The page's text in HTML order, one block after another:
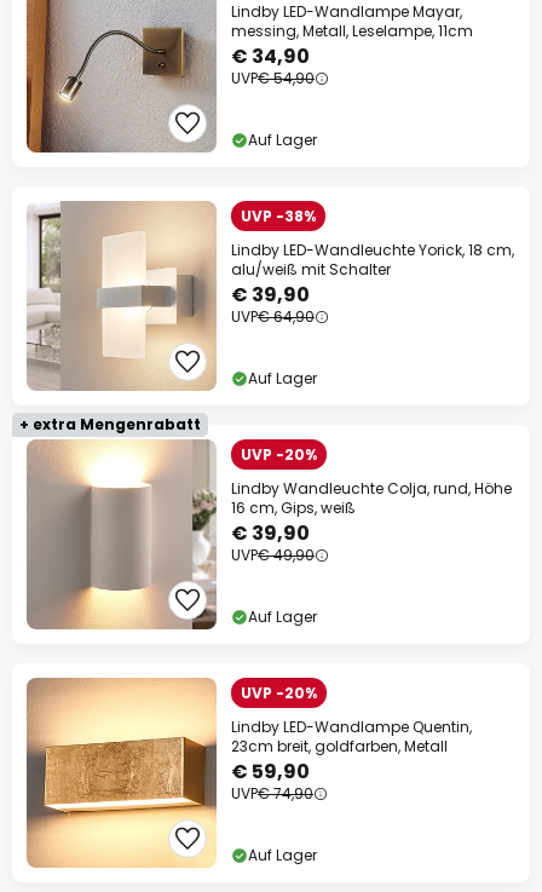
Lindby LED-Wandlampe Mayar,
messing, Metall, Leselampe, 11cm
€ 34,90
UVP€ 54,90
Auf Lager
UVP -38%
Lindby LED-Wandleuchte Yorick, 18 cm,
alu/weiß mit Schalter
€ 39,90
UVP€ 64,90
Auf Lager
+ extra Mengenrabatt
UVP -20%
Lindby Wandleuchte Colja, rund, Höhe
16 cm, Gips, weiß
€ 39,90
UVP€ 49,90
Auf Lager
UVP -20%
Lindby LED-Wandlampe Quentin,
23cm breit, goldfarben, Metall
€ 59,90
UVP€ 74,90
Auf Lager